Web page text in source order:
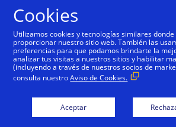
Contacta a
¿Tienes alguna pregunta o
ayuda con tu tarjeta Visa?
una manera de
Cookies
Utilizamos cookies y tecnologías similares
proporcionar nuestro sitio web. También las
preferencias para que podamos brindarte la
analizar tus visitas a nuestros sitios y habilitar
(incluyendo a través de nuestros socios de
consulta nuestroAviso de Cookies.
Aceptar